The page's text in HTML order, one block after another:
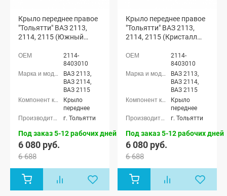
Крыло переднее правое
"Тольятти" ВАЗ 2113,
2114, 2115 (Южный
2114-
8403010
ВАЗ 2113,
ВАЗ 2114,
ВАЗ 2115
Крыло
переднее
г. Тольятти
Под заказ 5-12 рабочих дней
6 080 руб.
6 688
Крыло переднее правое
"Тольятти" ВАЗ 2113,
2114, 2115 (Кристалл
2114-
8403010
ВАЗ 2113,
ВАЗ 2114,
ВАЗ 2115
Крыло
переднее
г. Тольятти
Под заказ 5-12 рабочих дней
6 080 руб.
6 688